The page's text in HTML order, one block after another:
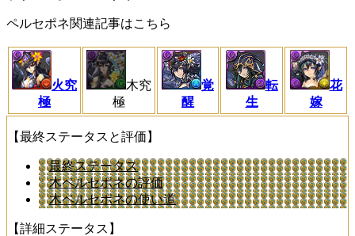
ペルセポネ関連記事はこちら
火究
極
木究
極
覚
醒
転
生
花
嫁
【最終ステータスと評価】
最終ステータス
木ペルセポネの評価
木ペルセポネの使い道
【詳細ステータス】